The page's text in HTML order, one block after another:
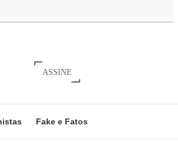
ASSINE
Fake e Fatos